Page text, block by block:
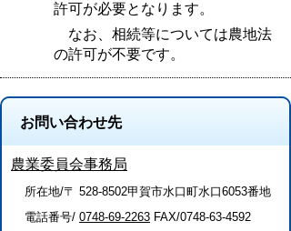
許可が必要となります。
なお、相続等については農地法
の許可が不要です。
お問い合わせ先
農業委員会事務局
所在地/〒 528-8502甲賀市水口町水口6053番地
電話番号/ 0748-69-2263 FAX/0748-63-4592